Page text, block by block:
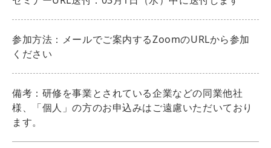
参加方法：メールでご案内するZoomのURLから参加
ください
備考：研修を事業とされている企業などの同業他社
様、「個人」の方のお申込みはご遠慮いただいており
ます。